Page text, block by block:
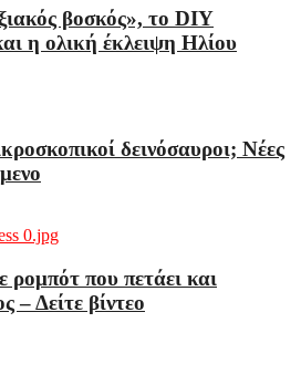
βοσκός», το DIY
η ολική έκλειψη Ηλίου
δεινόσαυροι; Νέες
που πετάει και
– Δείτε βίντεο